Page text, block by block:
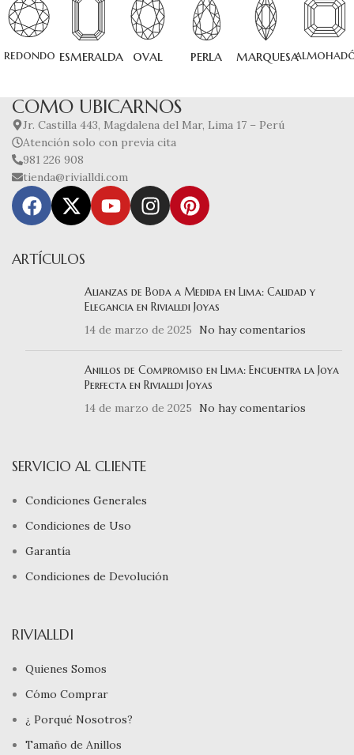
redondo esmeralda oval perla marquesa
COMO UBICARNOS
Jr. Castilla 443, Magdalena del Mar, Lima 17 – Perú
Atención solo con previa cita
981 226 908
tienda@rivialldi.com
ARTÍCULOS
Alianzas de Boda a Medida en Lima: Calidad y
Elegancia en Rivialldi Joyas
14 de marzo de 2025
No hay comentarios
Anillos de Compromiso en Lima: Encuentra la Joya
Perfecta en Rivialldi Joyas
14 de marzo de 2025
No hay comentarios
SERVICIO AL CLIENTE
Condiciones Generales
Condiciones de Uso
Garantía
Condiciones de Devolución
RIVIALLDI
Quienes Somos
Cómo Comprar
¿ Porqué Nosotros?
Tamaño de Anillos